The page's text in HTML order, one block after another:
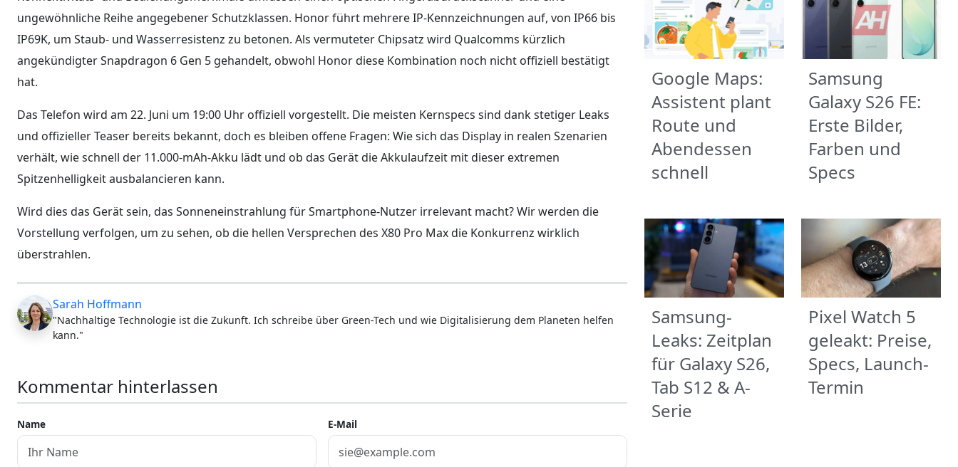
ungewöhnliche Reihe angegebener Schutzklassen. Honor führt mehrere IP-Kennzeichnungen auf, von IP66 bis
IP69K, um Staub- und Wasserresistenz zu betonen. Als vermuteter Chipsatz wird Qualcomms kürzlich
angekündigter Snapdragon 6 Gen 5 gehandelt, obwohl Honor diese Kombination noch nicht offiziell bestätigt
hat.
Das Telefon wird am 22. Juni um 19:00 Uhr offiziell vorgestellt. Die meisten Kernspecs sind dank stetiger Leaks
und offizieller Teaser bereits bekannt, doch es bleiben offene Fragen: Wie sich das Display in realen Szenarien
verhält, wie schnell der 11.000‑mAh-Akku lädt und ob das Gerät die Akkulaufzeit mit dieser extremen
Spitzenhelligkeit ausbalancieren kann.
Wird dies das Gerät sein, das Sonneneinstrahlung für Smartphone-Nutzer irrelevant macht? Wir werden die
Vorstellung verfolgen, um zu sehen, ob die hellen Versprechen des X80 Pro Max die Konkurrenz wirklich
überstrahlen.
Sarah Hoffmann
"Nachhaltige Technologie ist die Zukunft. Ich schreibe über Green-Tech und wie Digitalisierung dem Planeten helfen
kann."
Kommentar hinterlassen
Name E-Mail
Google Maps:
Assistent plant
Route und
Abendessen
schnell
Samsung
Galaxy S26 FE:
Erste Bilder,
Farben und
Specs
Samsung-
Leaks: Zeitplan
für Galaxy S26,
Tab S12 & A-
Serie
Pixel Watch 5
geleakt: Preise,
Specs, Launch-
Termin